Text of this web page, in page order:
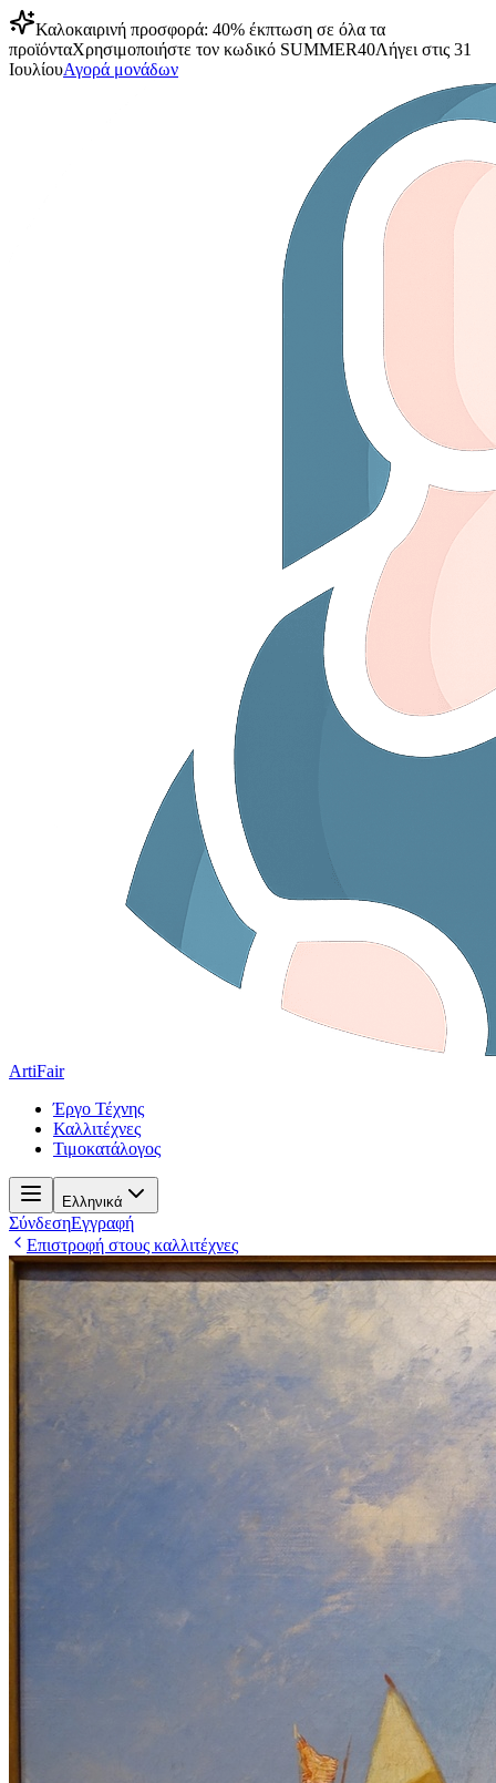
Καλοκαιρινή προσφορά: 40% έκπτωση σε όλα τα
προϊόνταΧρησιμοποιήστε τον κωδικό SUMMER40Λήγει στις 31
ΙουλίουΑγορά μονάδων
ArtiFair
Έργο Τέχνης
Καλλιτέχνες
Τιμοκατάλογος
Ελληνικά
ΣύνδεσηΕγγραφή
Επιστροφή στους καλλιτέχνες